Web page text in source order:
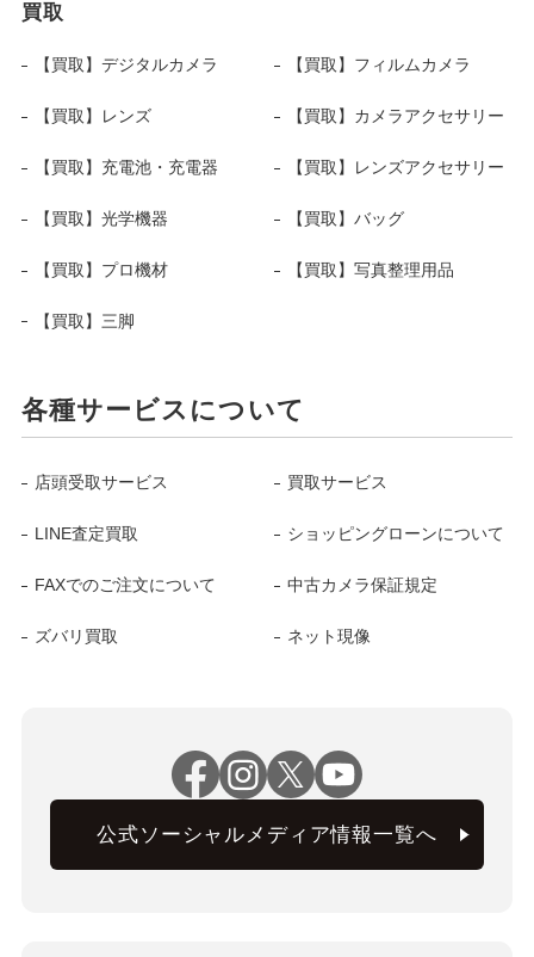
買取
【買取】デジタルカメラ 【買取】フィルムカメラ
【買取】レンズ 【買取】カメラアクセサリー
【買取】充電池・充電器 【買取】レンズアクセサリー
【買取】光学機器 【買取】バッグ
【買取】プロ機材 【買取】写真整理用品
【買取】三脚
各種サービスについて
店頭受取サービス 買取サービス
LINE査定買取 ショッピングローンについて
FAXでのご注文について 中古カメラ保証規定
ズバリ買取 ネット現像
公式ソーシャルメディア情報一覧へ